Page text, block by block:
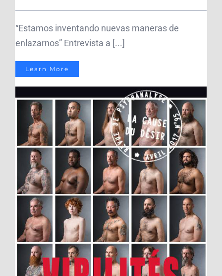
“Estamos inventando nuevas maneras de
enlazarnos” Entrevista a [...]
Learn More